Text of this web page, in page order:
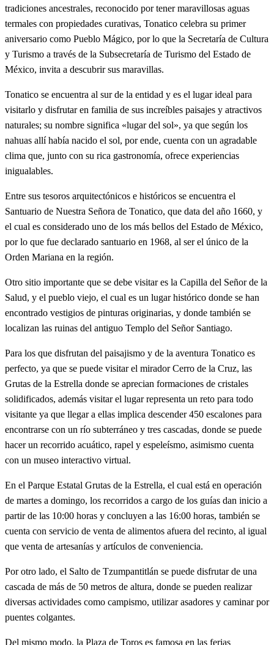
tradiciones ancestrales, reconocido por tener maravillosas aguas
termales con propiedades curativas, Tonatico celebra su primer
aniversario como Pueblo Mágico, por lo que la Secretaría de Cultura
y Turismo a través de la Subsecretaría de Turismo del Estado de
México, invita a descubrir sus maravillas.
Tonatico se encuentra al sur de la entidad y es el lugar ideal para
visitarlo y disfrutar en familia de sus increíbles paisajes y atractivos
naturales; su nombre significa «lugar del sol», ya que según los
nahuas allí había nacido el sol, por ende, cuenta con un agradable
clima que, junto con su rica gastronomía, ofrece experiencias
inigualables.
Entre sus tesoros arquitectónicos e históricos se encuentra el
Santuario de Nuestra Señora de Tonatico, que data del año 1660, y
el cual es considerado uno de los más bellos del Estado de México,
por lo que fue declarado santuario en 1968, al ser el único de la
Orden Mariana en la región.
Otro sitio importante que se debe visitar es la Capilla del Señor de la
Salud, y el pueblo viejo, el cual es un lugar histórico donde se han
encontrado vestigios de pinturas originarias, y donde también se
localizan las ruinas del antiguo Templo del Señor Santiago.
Para los que disfrutan del paisajismo y de la aventura Tonatico es
perfecto, ya que se puede visitar el mirador Cerro de la Cruz, las
Grutas de la Estrella donde se aprecian formaciones de cristales
solidificados, además visitar el lugar representa un reto para todo
visitante ya que llegar a ellas implica descender 450 escalones para
encontrarse con un río subterráneo y tres cascadas, donde se puede
hacer un recorrido acuático, rapel y espeleísmo, asimismo cuenta
con un museo interactivo virtual.
En el Parque Estatal Grutas de la Estrella, el cual está en operación
de martes a domingo, los recorridos a cargo de los guías dan inicio a
partir de las 10:00 horas y concluyen a las 16:00 horas, también se
cuenta con servicio de venta de alimentos afuera del recinto, al igual
que venta de artesanías y artículos de conveniencia.
Por otro lado, el Salto de Tzumpantitlán se puede disfrutar de una
cascada de más de 50 metros de altura, donde se pueden realizar
diversas actividades como campismo, utilizar asadores y caminar por
puentes colgantes.
Del mismo modo, la Plaza de Toros es famosa en las ferias